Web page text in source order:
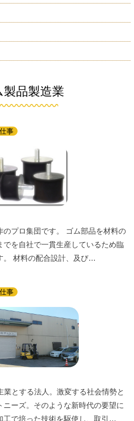
製品製造業
仕事
のプロ集団です。 ゴム部品を材料の
でを自社で一貫生産しているため臨
。 材料の配合設計、及び…
仕事
業とする法人。激変する社会情勢と
ニーズ。そのような新時代の要望に
工で培った技術を駆使し、取引…